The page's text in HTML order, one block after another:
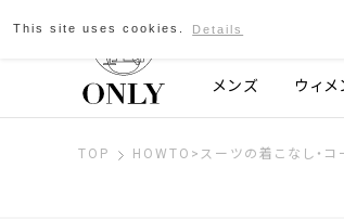
京都発のスーツブラ
メンズ ウィメ
TOP HOWTO > スーツの着こなし・コ
This site uses cookies. Details